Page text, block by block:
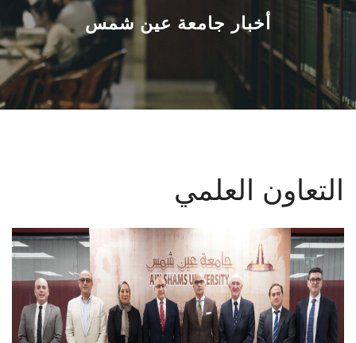
القطاعـات
الشئون الأكاديمية
البحث العلمي
الأنظمة الذكية
الإعلام
تواصل معنا
أخبار جامعة عين شمس
التعاون العلمي